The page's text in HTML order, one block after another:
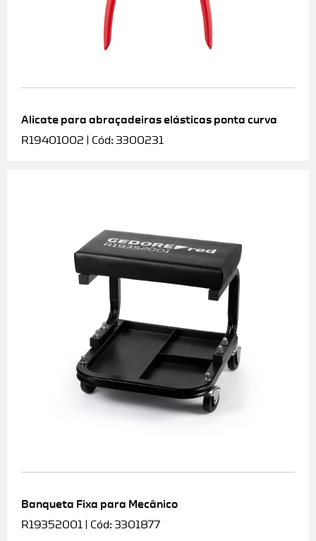
Alicate para abraçadeiras elásticas ponta curva
R19401002 | Cód: 3300231
Banqueta Fixa para Mecânico
R19352001 | Cód: 3301877